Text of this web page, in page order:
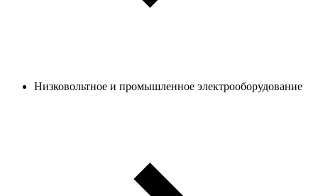
Низковольтное и промышленное электрооборудование